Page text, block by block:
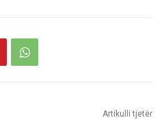
Artikulli tjetër